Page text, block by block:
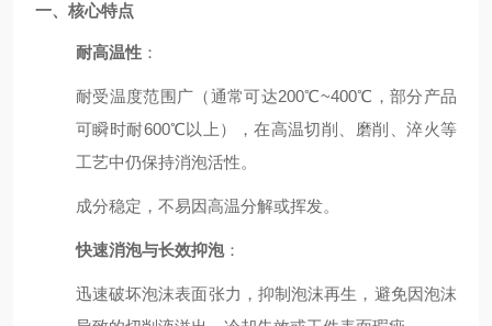
一、核心特点
耐高温性：
耐受温度范围广（通常可达200℃~400℃，部分产品
可瞬时耐600℃以上），在高温切削、磨削、淬火等
工艺中仍保持消泡活性。
成分稳定，不易因高温分解或挥发。
快速消泡与长效抑泡：
迅速破坏泡沫表面张力，抑制泡沫再生，避免因泡沫